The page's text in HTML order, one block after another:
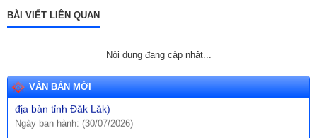
BÀI VIẾT LIÊN QUAN
Nội dung đang cập nhật...
VĂN BẢN MỚI
Ngày ban hành: (31/07/2026)
(Thông báo về việc công bố Danh mục thủ tục hành chính
nạn, cứu hộ thuộc thẩm quyền giải quyết của UBND cấp xã trên
địa bàn tỉnh Đắk Lắk)
Ngày ban hành: (30/07/2026)